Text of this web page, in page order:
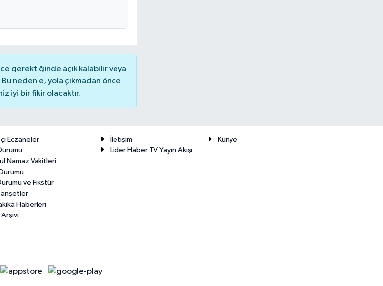
gerektiğinde açık kalabilir veya
nedenle, yola çıkmadan önce
iyi bir fikir olacaktır.
Eczaneler
Namaz Vakitleri
ve Fikstür
Haberleri
İletişim
Künye
Lider Haber TV Yayın Akışı